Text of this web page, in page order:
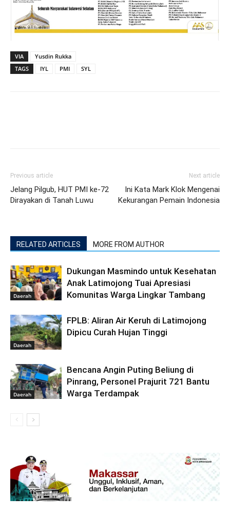
VIA
Yusdin Rukka
TAGS
IYL PMI SYL
Previous article
Jelang Pilgub, HUT PMI ke-72
Dirayakan di Tanah Luwu
Next article
Ini Kata Mark Klok Mengenai
Kekurangan Pemain Indonesia
RELATED ARTICLES MORE FROM AUTHOR
Daerah
Dukungan Masmindo untuk Kesehatan
Anak Latimojong Tuai Apresiasi
Komunitas Warga Lingkar Tambang
Daerah
FPLB: Aliran Air Keruh di Latimojong
Dipicu Curah Hujan Tinggi
Daerah
Bencana Angin Puting Beliung di
Pinrang, Personel Prajurit 721 Bantu
Warga Terdampak